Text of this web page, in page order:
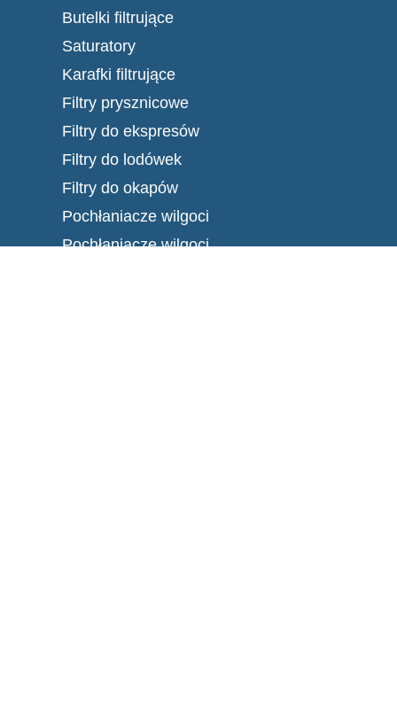
Butelki filtrujące
Saturatory
Karafki filtrujące
Filtry prysznicowe
Filtry do ekspresów
Filtry do lodówek
Filtry do okapów
Pochłaniacze wilgoci
Pochłaniacze wilgoci